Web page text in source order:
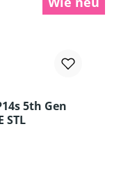
5th Gen
STL